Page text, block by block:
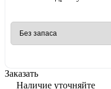
Заказать
Наличие уточняйте